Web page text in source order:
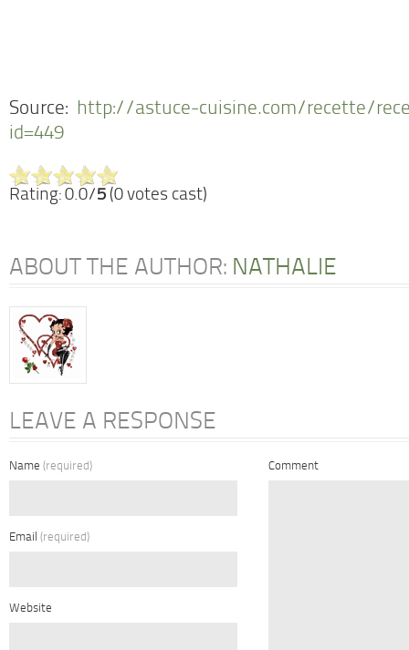
Source: http://astuce-cuisine.com/recette/
id=449
Rating: 0.0/5 (0 votes cast)
ABOUT THE AUTHOR: NATHALIE
LEAVE A RESPONSE
Name (required)
Email (required)
Website
Comment